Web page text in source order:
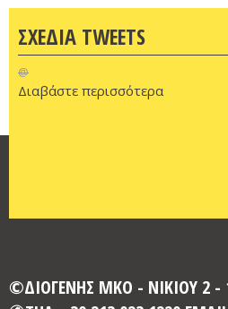
ΣΧΕΔΙΑ TWEETS
@
Διαβάστε περισσότερα
©ΔΙΟΓΕΝΗΣ ΜΚΟ - ΝΙΚΙΟΥ 2 -